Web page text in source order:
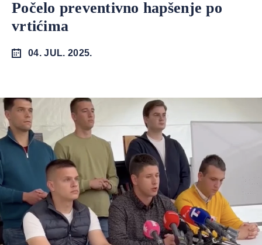
Počelo preventivno hapšenje po
vrtićima
04. JUL. 2025.